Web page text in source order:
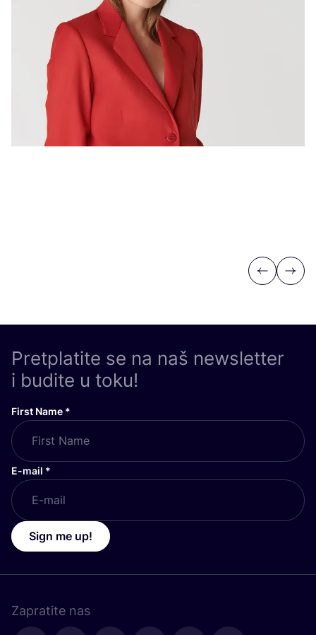
Previous
Next
Pretplatite se na naš newsletter
i budite u toku!
First Name *
E-mail *
Sign me up!
Zapratite nas